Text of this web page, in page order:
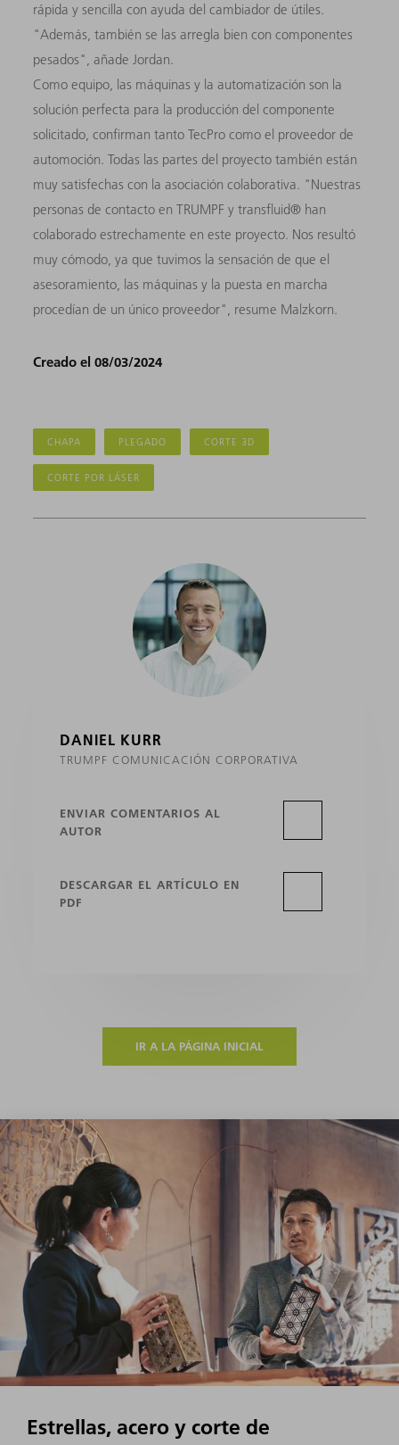
rápida y sencilla con ayuda del cambiador de útiles.
"Además, también se las arregla bien con componentes
pesados", añade Jordan.
Como equipo, las máquinas y la automatización son la
solución perfecta para la producción del componente
solicitado, confirman tanto TecPro como el proveedor de
automoción. Todas las partes del proyecto también están
muy satisfechas con la asociación colaborativa. "Nuestras
personas de contacto en TRUMPF y transfluid® han
colaborado estrechamente en este proyecto. Nos resultó
muy cómodo, ya que tuvimos la sensación de que el
asesoramiento, las máquinas y la puesta en marcha
procedían de un único proveedor", resume Malzkorn.
Creado el 08/03/2024
CHAPA PLEGADO CORTE 3D
CORTE POR LÁSER
DANIEL KURR
TRUMPF COMUNICACIÓN CORPORATIVA
ENVIAR COMENTARIOS AL
AUTOR
DESCARGAR EL ARTÍCULO EN
PDF
IR A LA PÁGINA INICIAL
Estrellas, acero y corte de